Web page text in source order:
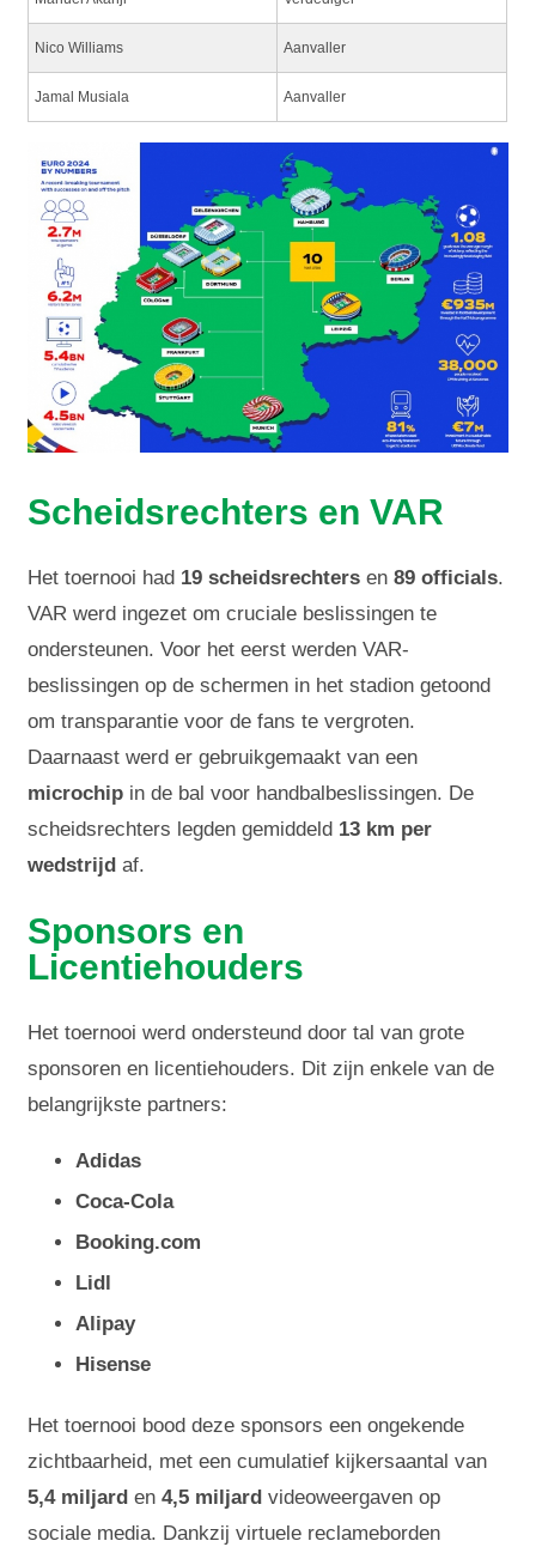
Nico Williams Aanvaller
Jamal Musiala Aanvaller
Scheidsrechters en VAR
Het toernooi had 19 scheidsrechters en89 officials.
VAR werd ingezet om cruciale beslissingen te
ondersteunen. Voor het eerst werden VAR-
beslissingen op de schermen in het stadion getoond
om transparantie voor de fans te vergroten.
Daarnaast werd er gebruikgemaakt van een
microchip in de bal voor handbalbeslissingen. De
scheidsrechters legden gemiddeld 13 km per
wedstrijd af.
Sponsors en
Licentiehouders
Het toernooi werd ondersteund door tal van grote
sponsoren en licentiehouders. Dit zijn enkele van de
belangrijkste partners:
Adidas
Coca-Cola
Booking.com
Lidl
Alipay
Hisense
Het toernooi bood deze sponsors een ongekende
zichtbaarheid, met een cumulatief kijkersaantal van
5,4 miljard en4,5 miljard videoweergaven op
sociale media. Dankzij virtuele reclameborden